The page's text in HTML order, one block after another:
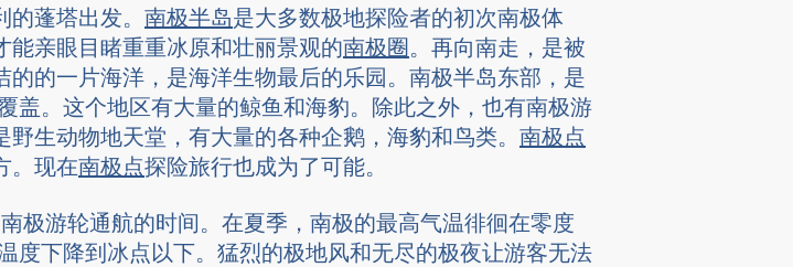
蓬塔出发。 南极半岛是大多数极地探险者的初次南极体
亲眼目睹重重冰原和壮丽景观的南极圈。再向南走，是被
的的一片海洋，是海洋生物最后的乐园。南极半岛东部，是
盖。这个地区有大量的鲸鱼和海豹。除此之外，也有南极游
野生动物地天堂，有大量的各种企鹅，海豹和鸟类。 南极点
。现在南极点探险旅行也成为了可能。
极游轮通航的时间。在夏季，南极的最高气温徘徊在零度
度下降到冰点以下。猛烈的极地风和无尽的极夜让游客无法